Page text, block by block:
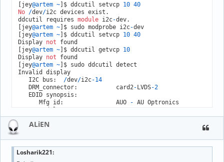
[jey@artem ~]$ ddcutil setvcp 10 40
No /dev/i2c devices exist.
ddcutil requires module i2c-dev.
[jey@artem ~]$ sudo modprobe i2c-dev
[jey@artem ~]$ ddcutil setvcp 10 40
Display not found
[jey@artem ~]$ ddcutil getvcp 10
Display not found
[jey@artem ~]$ sudo ddcutil detect
Invalid display
   I2C bus:
/dev/i2c-14
   DRM_connector:           card2
-LVDS-2
   EDID synopsis:
      Mfg id:               AUO
- AU Optronics
      Model:
      Product code:
9964
  (
0x26ec)
      Serial number:
      Manufacture
year: 2009,  Week: 1
   This
is a laptop display.  Laptop displays do not
ALiEN
Losharik221: